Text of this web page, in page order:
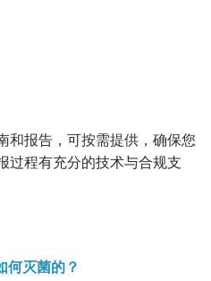
和报告，可按需提供，确保您
过程有充分的技术与合规支
何灭菌的？